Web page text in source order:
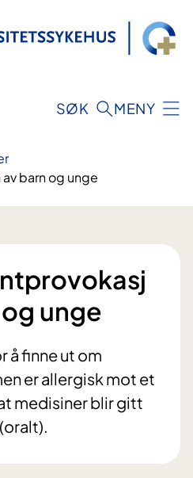
SØK MENY
barn og unge
unge
å finne ut om
er allergisk mot et
medisiner blir gitt